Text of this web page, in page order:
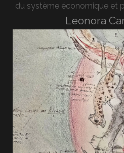
du système économique et
Leonora